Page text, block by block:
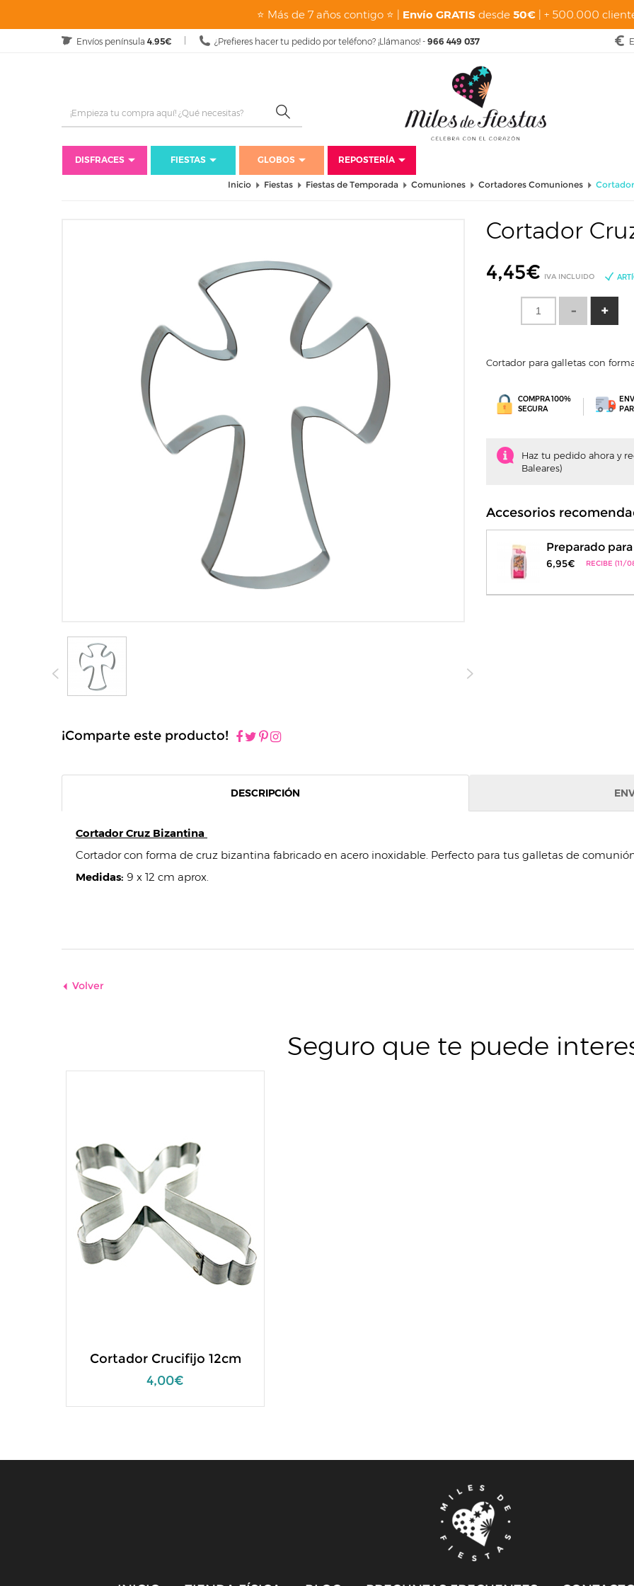
⭐ Más de 7 años contigo ⭐ | Envío GRATIS desde 50€ | + 500.000
Envíos península 4.95€ ¿Prefieres hacer tu pedido por teléfono? ¡Llámanos! - 966 449 037
DISFRACES FIESTAS GLOBOS REPOSTERÍA
Inicio Fiestas Fiestas de Temporada Comuniones Cortadores Comuniones
¡Comparte este producto!
Cortador
4,45€ IVA INCLUIDO
Cortador para galletas con
COMPRA 100%
SEGURA
Haz tu pedido ahora y
Baleares)
Accesorios
Preparado
6,95€ RECIBE (11/
DESCRIPCIÓN
Cortador Cruz Bizantina
Cortador con forma de cruz bizantina fabricado en acero inoxidable. Perfecto para tus galletas de
Medidas: 9 x 12 cm aprox.
Volver
Seguro que te puede
Cortador Crucifijo 12cm
4,00€